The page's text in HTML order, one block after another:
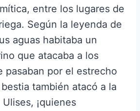
entre los lugares de
Según la leyenda de
aguas habitaba un
que atacaba a los
pasaban por el estrecho
también atacó a la
¡quienes